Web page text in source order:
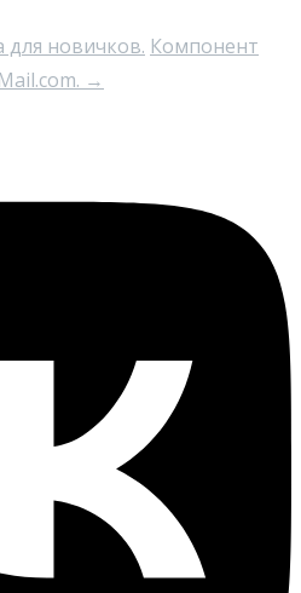
для новичков. Компонент
→